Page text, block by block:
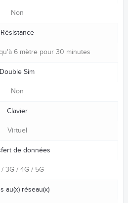
Non
Résistance
6 mètre pour 30 minutes
Double Sim
Non
Clavier
Virtuel
de données
/ 3G / 4G / 5G
au(x) réseau(x)